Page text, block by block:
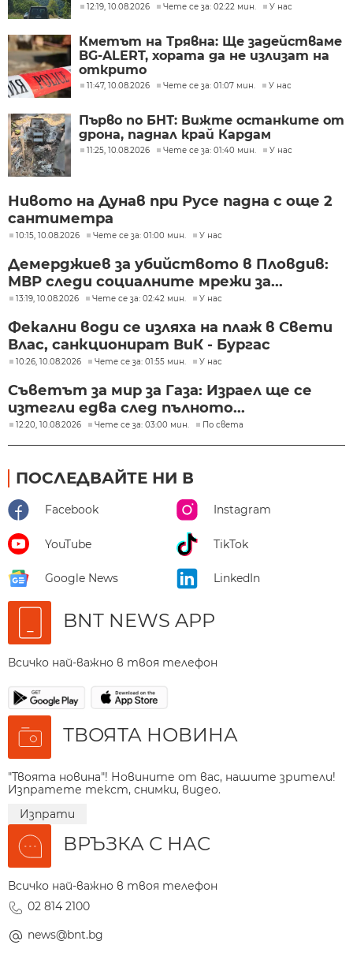
12:19, 10.08.2026 Чете се за: 02:22 мин. У нас
Кметът на Трявна: Ще задействаме
BG-ALERT, хората да не излизат на
открито
11:47, 10.08.2026 Чете се за: 01:07 мин. У нас
Първо по БНТ: Вижте останките от
дрона, паднал край Кардам
11:25, 10.08.2026 Чете се за: 01:40 мин. У нас
Нивото на Дунав при Русе падна с още 2
сантиметра
10:15, 10.08.2026 Чете се за: 01:00 мин. У нас
Демерджиев за убийството в Пловдив:
МВР следи социалните мрежи за...
13:19, 10.08.2026 Чете се за: 02:42 мин. У нас
Фекални води се изляха на плаж в Свети
Влас, санкционират ВиК - Бургас
10:26, 10.08.2026 Чете се за: 01:55 мин. У нас
Съветът за мир за Газа: Израел ще се
изтегли едва след пълното...
12:20, 10.08.2026 Чете се за: 03:00 мин. По света
ПОСЛЕДВАЙТЕ НИ В
Facebook Instagram
YouTube TikTok
Google News LinkedIn
BNT NEWS APP
Всичко най-важно в твоя телефон
ТВОЯТА НОВИНА
"Твоята новина"! Новините от вас, нашите зрители!
Изпратете текст, снимки, видео.
Изпрати
ВРЪЗКА С НАС
Всичко най-важно в твоя телефон
02 814 2100
news@bnt.bg